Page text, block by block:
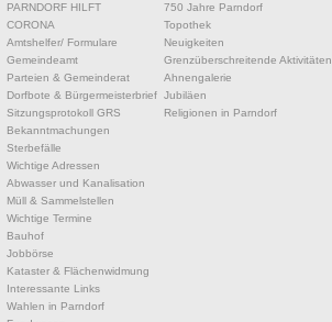
PARNDORF HILFT
CORONA
Amtshelfer/ Formulare
Gemeindeamt
Parteien & Gemeinderat
Dorfbote & Bürgermeisterbrief
Sitzungsprotokoll GRS
Bekanntmachungen
Sterbefälle
Wichtige Adressen
Abwasser und Kanalisation
Müll & Sammelstellen
Wichtige Termine
Bauhof
Jobbörse
Kataster & Flächenwidmung
Interessante Links
Wahlen in Parndorf
750 Jahre Parndorf
Topothek
Neuigkeiten
Grenzüberschreitende Aktivitäten
Ahnengalerie
Jubiläen
Religionen in Parndorf